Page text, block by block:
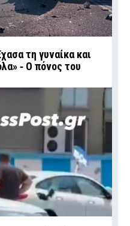
τη γυναίκα και
‑ Ο πόνος του